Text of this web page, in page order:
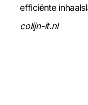
efficiënte
colijn-it.nl